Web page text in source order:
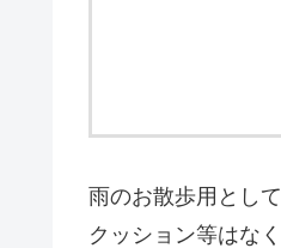
雨のお散歩用とし
クッション等はな